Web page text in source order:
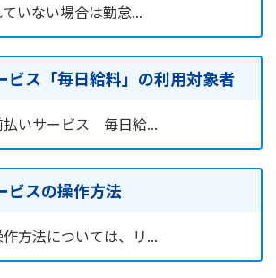
いない場合は勤怠...
ビス「毎日給料」の利用対象者
払いサービス 毎日給...
ビスの操作方法
方法については、リ...